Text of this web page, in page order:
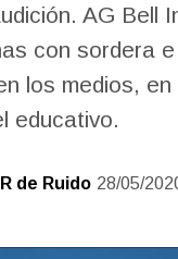
AG Bell
con sordera
los medios,
educativo.
de Ruido 28/05/